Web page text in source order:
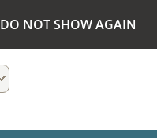
DO NOT SHOW AGAIN